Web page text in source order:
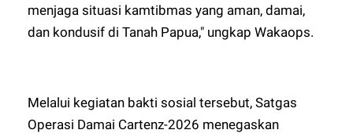
menjaga situasi kamtibmas yang aman, damai,
dan kondusif di Tanah Papua," ungkap Wakaops.
Melalui kegiatan bakti sosial tersebut, Satgas
Operasi Damai Cartenz-2026 menegaskan